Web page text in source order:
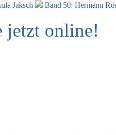
Jaksch Band 50: Hermann
jetzt online!